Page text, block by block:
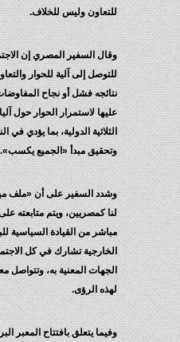
للتعاون وليس للخلاف.
وقال السفير المصري إن
للتوصل إلى آلية للحوار
نتائجه فشل أو نجاح
عليها لاستمرار الحوار حول
الثلاثية الدولية، بما يؤدي في
وتحقيق مبدأ «الجميع يكسب».
وشدد السفير على أن «ملف
لنا كمصريين، ويتم متابعته
مباشر من القيادة السياسية
الخارجية تشارك في كل
الجهات المعنية به، وتتواصل
لهذه الرؤى.
وفيما يتعلق بافتتاح المعبر